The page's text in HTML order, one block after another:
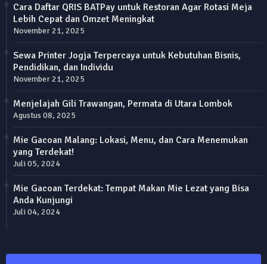
Cara Daftar QRIS BATPay untuk Restoran Agar Rotasi Meja
Lebih Cepat dan Omzet Meningkat
November 21, 2025
Sewa Printer Jogja Terpercaya untuk Kebutuhan Bisnis,
Pendidikan, dan Individu
November 21, 2025
Menjelajah Gili Trawangan, Permata di Utara Lombok
Agustus 08, 2025
Mie Gacoan Malang: Lokasi, Menu, dan Cara Menemukan
yang Terdekat!
Juli 05, 2024
Mie Gacoan Terdekat: Tempat Makan Mie Lezat yang Bisa
Anda Kunjungi
Juli 04, 2024